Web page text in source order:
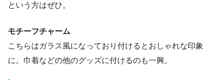
という方はぜひ。
モチーフチャーム
こちらはガラス風になっており付けるとおしゃれな印象
に。巾着などの他のグッズに付けるのも一興。